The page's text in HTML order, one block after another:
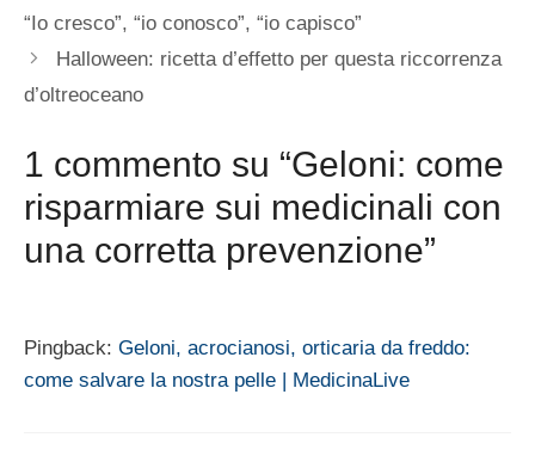
“Io cresco”, “io conosco”, “io capisco”
Halloween: ricetta d’effetto per questa riccorrenza
d’oltreoceano
1 commento su “Geloni: come
risparmiare sui medicinali con
una corretta prevenzione”
Pingback: Geloni, acrocianosi, orticaria da freddo:
come salvare la nostra pelle | MedicinaLive